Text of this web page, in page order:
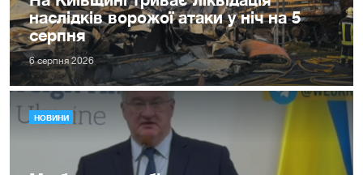
наслідків ворожої атаки у ніч на 5
серпня
6 серпня 2026
НОВИНИ